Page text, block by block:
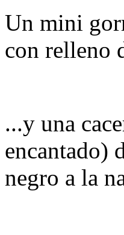
Un mini
con relleno
...y una
encantado)
negro a la